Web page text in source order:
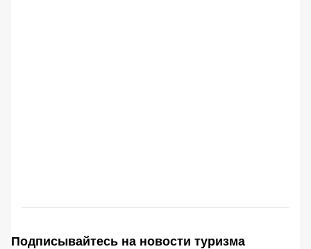
Подписывайтесь на новости туризма